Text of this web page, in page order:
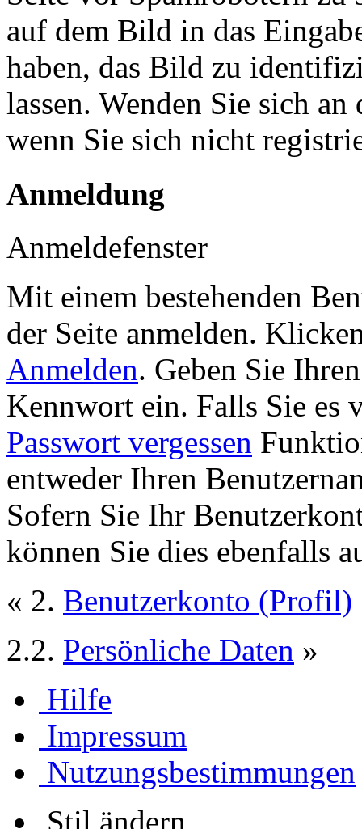
auf dem Bild in das
haben, das Bild zu
lassen. Wenden Sie sich
wenn Sie sich nicht
Anmeldung
Anmeldefenster
Mit einem bestehenden
der Seite anmelden.
Anmelden. Geben Sie
Kennwort ein. Falls Sie es
Passwort vergessen
entweder Ihren
Sofern Sie Ihr
können Sie dies ebenfalls
« 2. Benutzerkonto (Profil)
2.2. Persönliche Daten »
Hilfe
Impressum
Nutzungsbestimmungen
Stil ändern